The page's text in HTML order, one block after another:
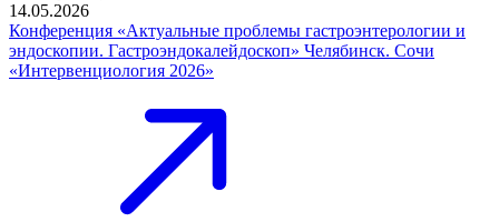
14.05.2026
Конференция «Актуальные проблемы гастроэнтерологии и
эндоскопии. Гастроэндокалейдоскоп» Челябинск. Сочи
«Интервенциология 2026»